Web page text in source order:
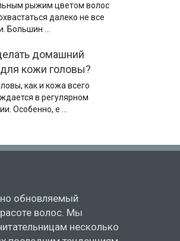
рыжим цветом волос
далеко не все
Большин …
домашний
кожи головы?
как и кожа всего
в регулярном
Особенно, е …
обновляемый
волос. Мы
несколько